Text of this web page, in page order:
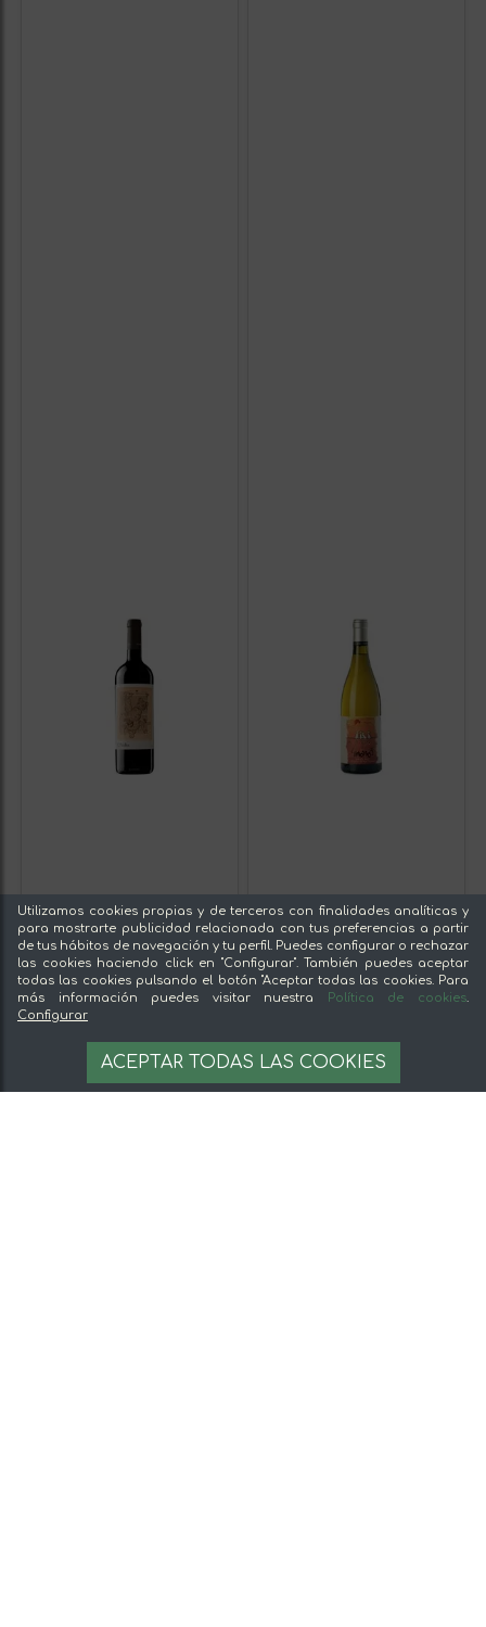
Utilizamos cookies propias y de terceros con finalidades analíticas y
para mostrarte publicidad relacionada con tus preferencias a partir
de tus hábitos de navegación y tu perfil. Puedes configurar o rechazar
las cookies haciendo click en "Configurar". También puedes aceptar
todas las cookies pulsando el botón "Aceptar todas las cookies. Para
más información puedes visitar nuestra
Política de cookies.
Configurar
ACEPTAR TODAS LAS COOKIES